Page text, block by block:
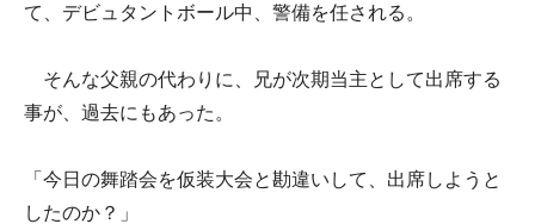
て、デビュタントボール中、警備を任される。
そんな父親の代わりに、兄が次期当主として出席する
事が、過去にもあった。
「今日の舞踏会を仮装大会と勘違いして、出席しようと
したのか？」